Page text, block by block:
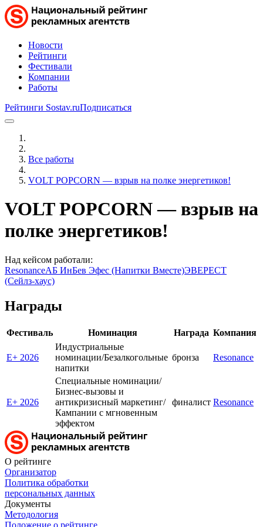
Новости
Рейтинги
Фестивали
Компании
Работы
Рейтинги Sostav.ruПодписаться
Все работы
VOLT POPCORN — взрыв на полке энергетиков!
VOLT POPCORN — взрыв на
полке энергетиков!
Над кейсом работали:
ResonanceАБ ИнБев Эфес (Напитки Вместе)ЭВЕРЕСТ
(Сейлз-хаус)
Награды
Фестиваль Номинация Награда Компания
E+ 2026
Индустриальные
номинации/Безалкогольные
напитки
бронза Resonance
E+ 2026
Специальные номинации/
Бизнес-вызовы и
антикризисный маркетинг/
Кампании с мгновенным
эффектом
финалист Resonance
О рейтинге
Организатор
Политика обработки
персональных данных
Документы
Методология
Положение о рейтинге